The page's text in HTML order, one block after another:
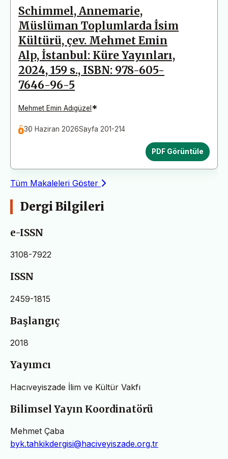
Schimmel, Annemarie,
Müslüman Toplumlarda İsim
Kültürü, çev. Mehmet Emin
Alp, İstanbul: Küre Yayınları,
2024, 159 s., ISBN: 978-605-
7646-96-5
Mehmet Emin Adıgüzel *
30 Haziran 2026Sayfa 201-214
PDF Görüntüle
Tüm Makaleleri Göster
Dergi Bilgileri
e-ISSN
3108-7922
ISSN
2459-1815
Başlangıç
2018
Yayımcı
Hacıveyiszade İlim ve Kültür Vakfı
Bilimsel Yayın Koordinatörü
Mehmet Çaba
byk.tahkikdergisi@haciveyiszade.org.tr